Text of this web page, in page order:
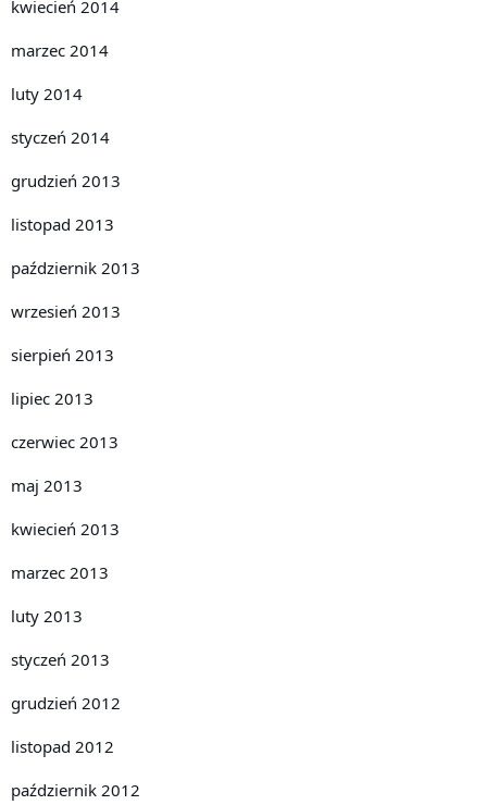
kwiecień 2014
marzec 2014
luty 2014
styczeń 2014
grudzień 2013
listopad 2013
październik 2013
wrzesień 2013
sierpień 2013
lipiec 2013
czerwiec 2013
maj 2013
kwiecień 2013
marzec 2013
luty 2013
styczeń 2013
grudzień 2012
listopad 2012
październik 2012